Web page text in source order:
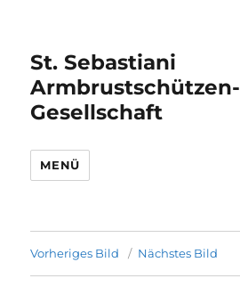
St. Sebastiani
Armbrustschützen-
Gesellschaft
MENÜ
Vorheriges Bild Nächstes Bild